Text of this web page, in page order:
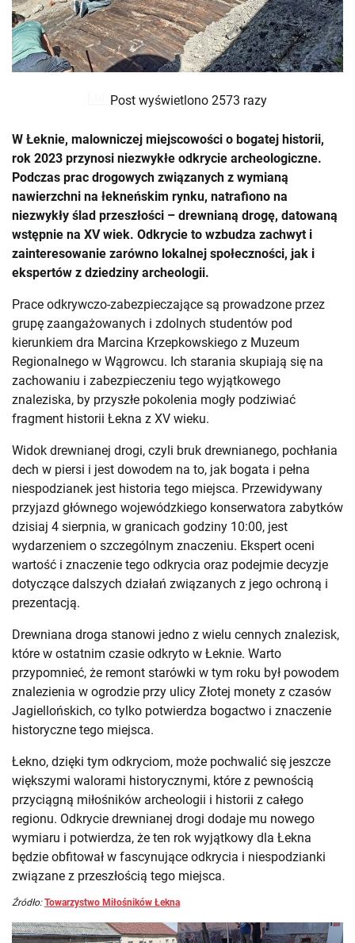
Post wyświetlono 2573 razy
W Łeknie, malowniczej miejscowości o bogatej historii,
rok 2023 przynosi niezwykłe odkrycie archeologiczne.
Podczas prac drogowych związanych z wymianą
nawierzchni na łekneńskim rynku, natrafiono na
niezwykły ślad przeszłości – drewnianą drogę, datowaną
wstępnie na XV wiek. Odkrycie to wzbudza zachwyt i
zainteresowanie zarówno lokalnej społeczności, jak i
ekspertów z dziedziny archeologii.
Prace odkrywczo-zabezpieczające są prowadzone przez
grupę zaangażowanych i zdolnych studentów pod
kierunkiem dra Marcina Krzepkowskiego z Muzeum
Regionalnego w Wągrowcu. Ich starania skupiają się na
zachowaniu i zabezpieczeniu tego wyjątkowego
znaleziska, by przyszłe pokolenia mogły podziwiać
fragment historii Łekna z XV wieku.
Widok drewnianej drogi, czyli bruk drewnianego, pochłania
dech w piersi i jest dowodem na to, jak bogata i pełna
niespodzianek jest historia tego miejsca. Przewidywany
przyjazd głównego wojewódzkiego konserwatora zabytków
dzisiaj 4 sierpnia, w granicach godziny 10:00, jest
wydarzeniem o szczególnym znaczeniu. Ekspert oceni
wartość i znaczenie tego odkrycia oraz podejmie decyzje
dotyczące dalszych działań związanych z jego ochroną i
prezentacją.
Drewniana droga stanowi jedno z wielu cennych znalezisk,
które w ostatnim czasie odkryto w Łeknie. Warto
przypomnieć, że remont starówki w tym roku był powodem
znalezienia w ogrodzie przy ulicy Złotej monety z czasów
Jagiellońskich, co tylko potwierdza bogactwo i znaczenie
historyczne tego miejsca.
Łekno, dzięki tym odkryciom, może pochwalić się jeszcze
większymi walorami historycznymi, które z pewnością
przyciągną miłośników archeologii i historii z całego
regionu. Odkrycie drewnianej drogi dodaje mu nowego
wymiaru i potwierdza, że ten rok wyjątkowy dla Łekna
będzie obfitował w fascynujące odkrycia i niespodzianki
związane z przeszłością tego miejsca.
Źródło:Towarzystwo Miłośników Łekna